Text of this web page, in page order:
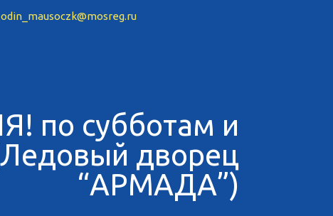
odin_mausoczk@mosreg.ru
по субботам и
дворец
“АРМАДА”)